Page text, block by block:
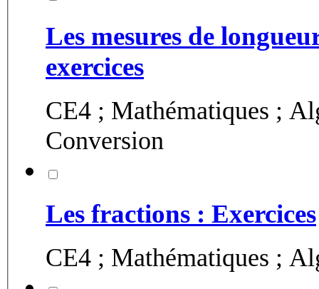
Les mesures de
exercices
CE4 ; Mathématiques ;
Conversion
Les fractions : Exercices
CE4 ; Mathématiques ;